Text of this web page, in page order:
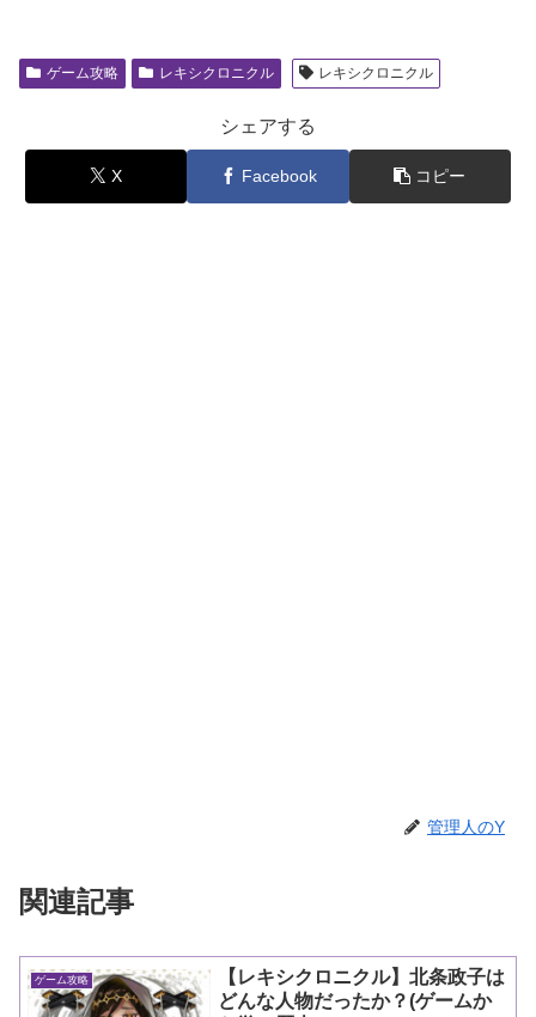
ゲーム攻略 レキシクロニクル レキシクロニクル
シェアする
X Facebook コピー
管理人のY
関連記事
ゲーム攻略
【レキシクロニクル】北条政子は
どんな人物だったか？(ゲームか